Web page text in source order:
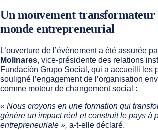
Un mouvement transformateur
monde entrepreneurial
L’ouverture de l’événement a été assurée
Molinares, vice-présidente des relations
Fundación Grupo Social, qui a accueilli les
souligné l’engagement de l’organisation
comme moteur de changement social :
« Nous croyons en une formation qui
génère un impact réel et construit le pays à
entrepreneuriale », a-t-elle déclaré.